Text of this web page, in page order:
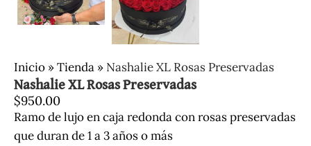
Inicio »Tienda » Nashalie XL Rosas Preservadas
Nashalie XL Rosas Preservadas
$950.00
Ramo de lujo en caja redonda con rosas preservadas
que duran de 1 a 3 años o más